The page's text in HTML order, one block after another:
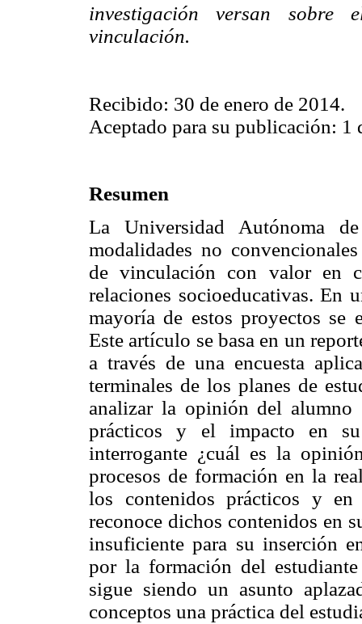
investigación versan sobre
vinculación.
Recibido: 30 de enero de 2014.
Aceptado para su publicación: 1
Resumen
La Universidad Autónoma
modalidades no
de vinculación con valor en
relaciones socioeducativas. En
mayoría de estos proyectos se
Este artículo se basa en un
a través de una encuesta
terminales de los planes de
analizar la opinión del alumno
prácticos y el impacto en
interrogante ¿cuál es la
procesos de formación en la
los contenidos prácticos y en
reconoce dichos contenidos en
insuficiente para su inserción
por la formación del
sigue siendo un asunto
conceptos una práctica del